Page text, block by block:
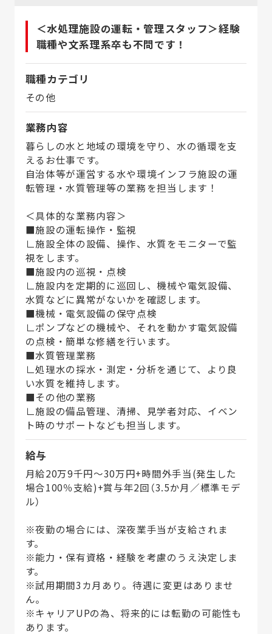
＜水処理施設の運転・管理スタッフ＞経験
職種や文系理系卒も不問です！
職種カテゴリ
その他
業務内容
暮らしの水と地域の環境を守り、水の循環を支
えるお仕事です。
自治体等が運営する水や環境インフラ施設の運
転管理・水質管理等の業務を担当します！
＜具体的な業務内容＞
■施設の運転操作・監視
∟施設全体の設備、操作、水質をモニターで監
視をします。
■施設内の巡視・点検
∟施設内を定期的に巡回し、機械や電気設備、
水質などに異常がないかを確認します。
■機械・電気設備の保守点検
∟ポンプなどの機械や、それを動かす電気設備
の点検・簡単な修繕を行います。
■水質管理業務
∟処理水の採水・測定・分析を通じて、より良
い水質を維持します。
■その他の業務
∟施設の備品管理、清掃、見学者対応、イベン
ト時のサポートなども担当します。
給与
月給20万9千円～30万円+時間外手当(発生した
場合100％支給)+賞与年2回（3.5か月／標準モデ
ル）
※夜勤の場合には、深夜業手当が支給されま
す。
※能力・保有資格・経験を考慮のうえ決定しま
す。
※試用期間3カ月あり。待遇に変更はありませ
ん。
※キャリアUPの為、将来的には転勤の可能性も
あります。